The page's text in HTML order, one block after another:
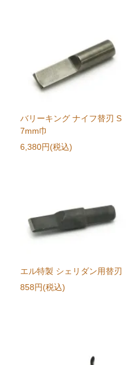
バリーキング ナイフ替刃 S
7mm巾
6,380円(税込)
エル特製 シェリダン用替刃
858円(税込)